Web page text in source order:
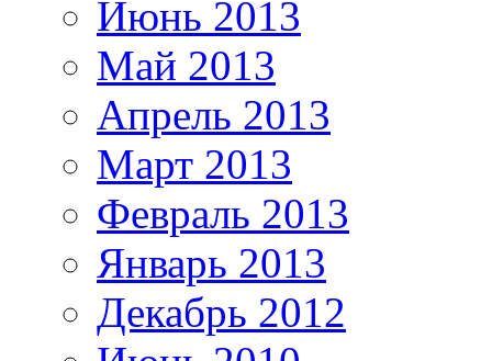
Июнь 2013
Май 2013
Апрель 2013
Март 2013
Февраль 2013
Январь 2013
Декабрь 2012